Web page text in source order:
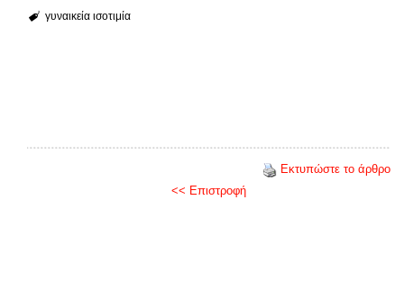
γυναικεία ισοτιμία
Εκτυπώστε το άρθρο
<< Επιστροφή